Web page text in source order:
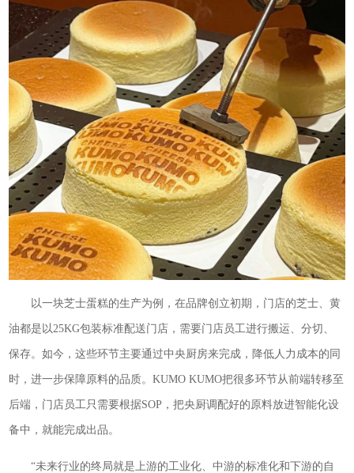
以一块芝士蛋糕的生产为例，在品牌创立初期，门店的芝士、黄
油都是以25KG包装标准配送门店，需要门店员工进行搬运、分切、
保存。如今，这些环节主要通过中央厨房来完成，降低人力成本的同
时，进一步保障原料的品质。KUMO KUMO把很多环节从前端转移至
后端，门店员工只需要根据SOP，把央厨调配好的原料放进智能化设
备中，就能完成出品。
“未来行业的终局就是上游的工业化、中游的标准化和下游的自